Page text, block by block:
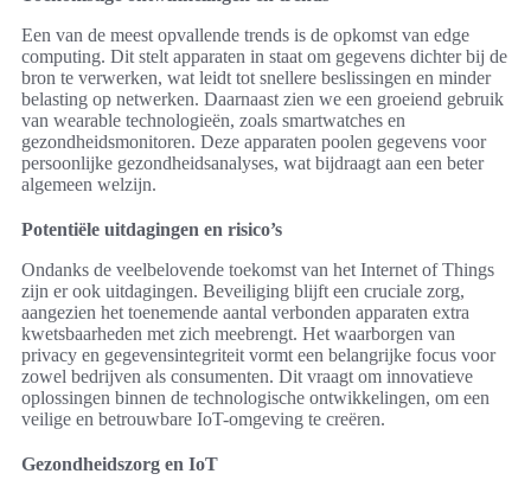
Een van de meest opvallende trends is de opkomst van edge
computing. Dit stelt apparaten in staat om gegevens dichter bij de
bron te verwerken, wat leidt tot snellere beslissingen en minder
belasting op netwerken. Daarnaast zien we een groeiend gebruik
van wearable technologieën, zoals smartwatches en
gezondheidsmonitoren. Deze apparaten poolen gegevens voor
persoonlijke gezondheidsanalyses, wat bijdraagt aan een beter
algemeen welzijn.
Potentiële uitdagingen en risico’s
Ondanks de veelbelovende toekomst van het Internet of Things
zijn er ook uitdagingen. Beveiliging blijft een cruciale zorg,
aangezien het toenemende aantal verbonden apparaten extra
kwetsbaarheden met zich meebrengt. Het waarborgen van
privacy en gegevensintegriteit vormt een belangrijke focus voor
zowel bedrijven als consumenten. Dit vraagt om innovatieve
oplossingen binnen de technologische ontwikkelingen, om een
veilige en betrouwbare IoT-omgeving te creëren.
Gezondheidszorg en IoT